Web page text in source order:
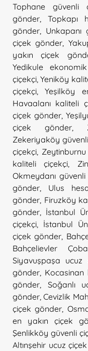
Tophane güvenli
gönder ,Topkapı
gönder
Unkapanı
çiçek gönder
yakın çiçek
Yedikule
çiçekçi ,Yeniköy
çiçekçi ,Yeşilköy
Havaalanı kaliteli
çiçek gönder ,
çiçek gönder,
Zekeriyaköy
çiçekçi
kaliteli çiçekçi
Okmeydanı güvenli
gönder
Ulus
gönder Firuzköy
gönder
İstanbul
çiçekçi
İstanbul
çiçek gönder
Bahçelievler
Siyavuşpaşa ucuz
gönder Kocasinan
gönder
Soğanlı
gönder ,Cevizlik
çiçek gönder
en yakın çiçek
Şenlikköy güvenli
Altınşehir ucuz